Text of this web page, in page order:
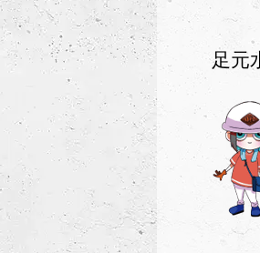
足元